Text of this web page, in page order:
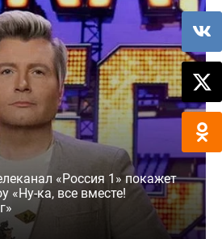
«Россия 1» покажет
«Ну-ка, все вместе!